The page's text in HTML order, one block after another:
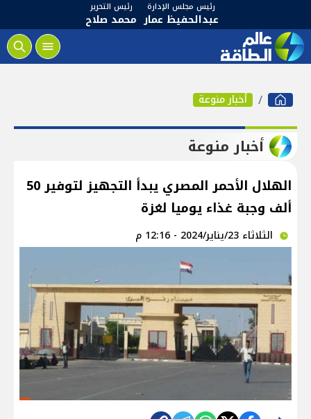
رئيس مجلس الإدارة
عبدالحفيظ عمار
رئيس التحرير
محمد صلاح
أخبار منوعة
أخبار منوعة
الهلال الأحمر المصري يبدأ التجهيز لتوفير 50
ألف وجبة غذاء يوميا لغزة
الثلاثاء 23/يناير/2024 - 12:16 م